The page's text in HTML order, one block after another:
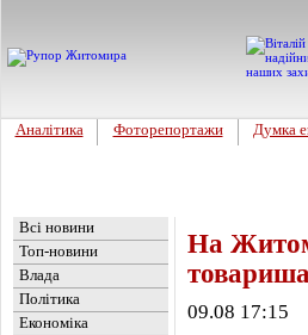
Аналітика Фоторепортажи Думка
Всі новини
Топ-новини
Влада
Політика
Економіка
На
товариша
09.08 17:15